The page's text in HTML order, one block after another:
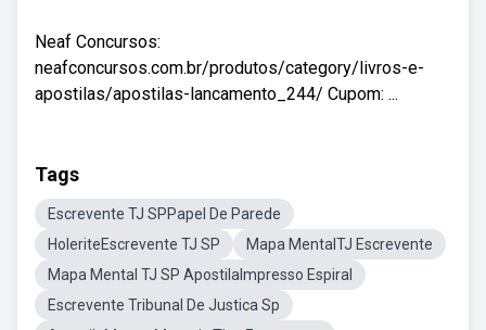
Neaf Concursos:
neafconcursos.com.br/produtos/category/livros-e-
apostilas/apostilas-lancamento_244/ Cupom: ...
Tags
Escrevente TJ SPPapel De Parede
HoleriteEscrevente TJ SP
Mapa MentalTJ Escrevente
Mapa Mental TJ SP ApostilaImpresso Espiral
Escrevente Tribunal De Justica Sp